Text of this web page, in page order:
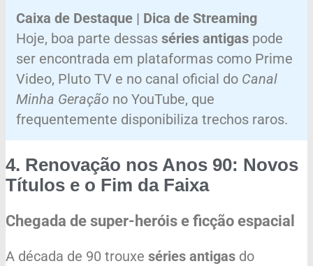
Caixa de Destaque | Dica de Streaming
Hoje, boa parte dessas séries antigas pode
ser encontrada em plataformas como Prime
Video, Pluto TV e no canal oficial do Canal
Minha Geração no YouTube, que
frequentemente disponibiliza trechos raros.
4. Renovação nos Anos 90: Novos
Títulos e o Fim da Faixa
Chegada de super-heróis e ficção espacial
A década de 90 trouxe séries antigas do